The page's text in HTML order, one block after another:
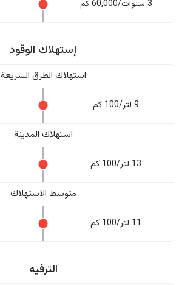
3 سنوات/60,000 كم
إستهلاك الوقود
استهلاك الطرق السريعة
9 لتر/100 كم
استهلاك المدينة
13 لتر/100 كم
متوسط الاستهلاك
11 لتر/100 كم
الترفيه